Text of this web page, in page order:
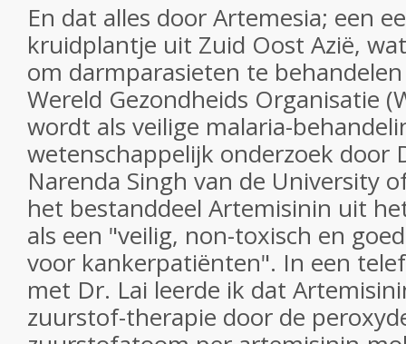
En dat alles door Artemesia; een
kruidplantje uit Zuid Oost Azië,
om darmparasieten te
Wereld Gezondheids Organisatie
wordt als veilige malaria-
wetenschappelijk onderzoek door
Narenda Singh van de University
het bestanddeel Artemisinin uit
als een "veilig, non-toxisch en
voor kankerpatiënten". In een
met Dr. Lai leerde ik dat
zuurstof-therapie door de